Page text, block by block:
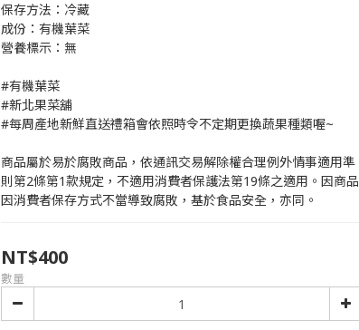
保存方法：冷藏
成份：有機葉菜
營養標示：無
#有機葉菜
#新北果菜舖
#每周產地新鮮直送禮箱會依照時令不定期更換蔬果種類喔~
商品屬於易於腐敗商品，依通訊交易解除權合理例外情事適用準
則第2條第1款規定，不適用消費者保護法第19條之適用。因商品
因消費者保存方式不當導致腐敗，基於食品安全，亦同。
NT$400
數量